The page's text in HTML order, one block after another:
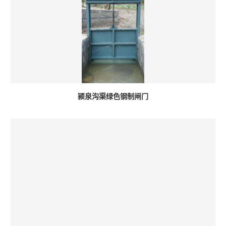
颍泉沟渠绿色钢制闸门